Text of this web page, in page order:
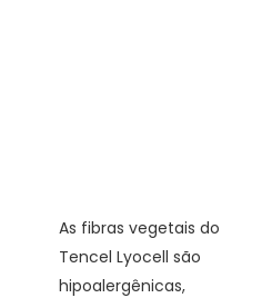
As fibras vegetais do
Tencel Lyocell são
hipoalergênicas,